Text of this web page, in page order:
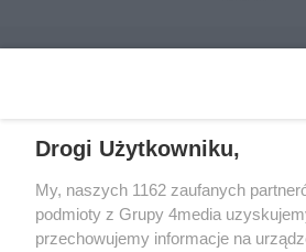
Drogi Użytkowniku,
My, naszych 1162 zaufanych
podmioty z Grupy 4media
przechowujemy informacje na